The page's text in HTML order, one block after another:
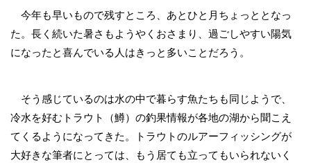
今年も早いもので残すところ、あとひと月ちょっととなっ
た。長く続いた暑さもようやくおさまり、過ごしやすい陽気
になったと喜んでいる人はきっと多いことだろう。
そう感じているのは水の中で暮らす魚たちも同じようで、
冷水を好むトラウト（鱒）の釣果情報が各地の湖から聞こえ
てくるようになってきた。トラウトのルアーフィッシングが
大好きな筆者にとっては、もう居ても立ってもいられないく